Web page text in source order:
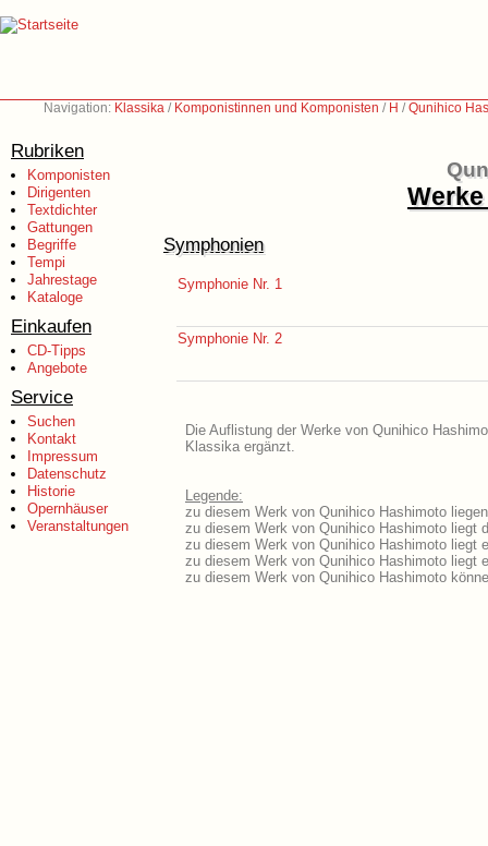
Navigation: Klassika / Komponistinnen und Komponisten / H /Qunihico
Rubriken
Komponisten
Dirigenten
Textdichter
Gattungen
Begriffe
Tempi
Jahrestage
Kataloge
Einkaufen
CD-Tipps
Angebote
Service
Suchen
Kontakt
Impressum
Datenschutz
Historie
Opernhäuser
Veranstaltungen
Symphonien
Symphonie Nr. 1
Symphonie Nr. 2
Die Auflistung der Werke von Qunihico
Klassika ergänzt.
Legende:
zu diesem Werk von Qunihico Hashimoto
zu diesem Werk von Qunihico Hashimoto liegt
zu diesem Werk von Qunihico Hashimoto liegt
zu diesem Werk von Qunihico Hashimoto liegt
zu diesem Werk von Qunihico Hashimoto